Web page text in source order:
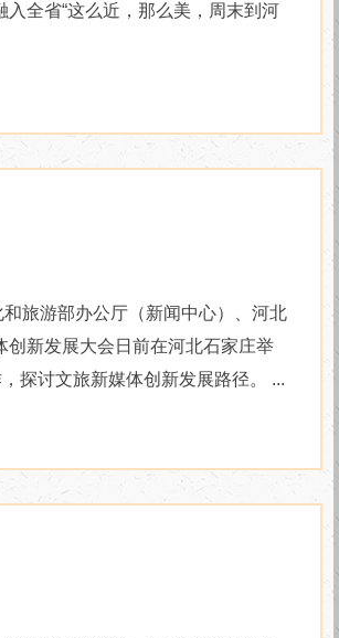
全省“这么近，那么美，周末到河
游部办公厅（新闻中心）、河北
新发展大会日前在河北石家庄举
探讨文旅新媒体创新发展路径。 ...